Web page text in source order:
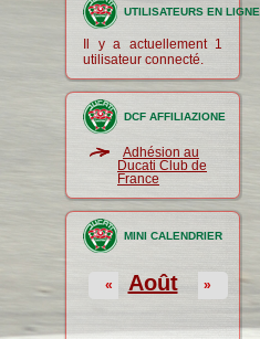
UTILISATEURS EN LIGNE
Il y a actuellement 1
utilisateur connecté.
DCF AFFILIAZIONE
Adhésion au
Ducati Club de
France
MINI CALENDRIER
Août
« »